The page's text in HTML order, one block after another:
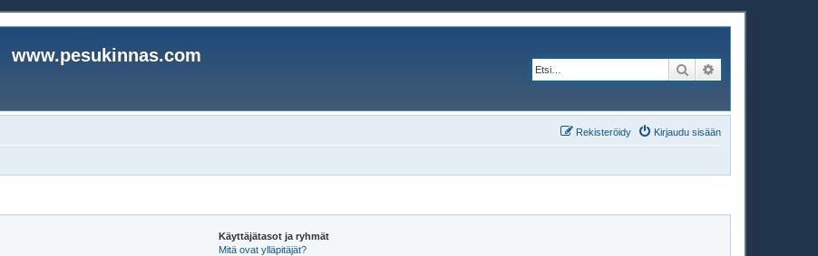
www.pesukinnas.com
Etsi
Kirjaudu sisään
Rekisteröidy
Käyttäjätasot ja ryhmät
Mitä ovat ylläpitäjät?